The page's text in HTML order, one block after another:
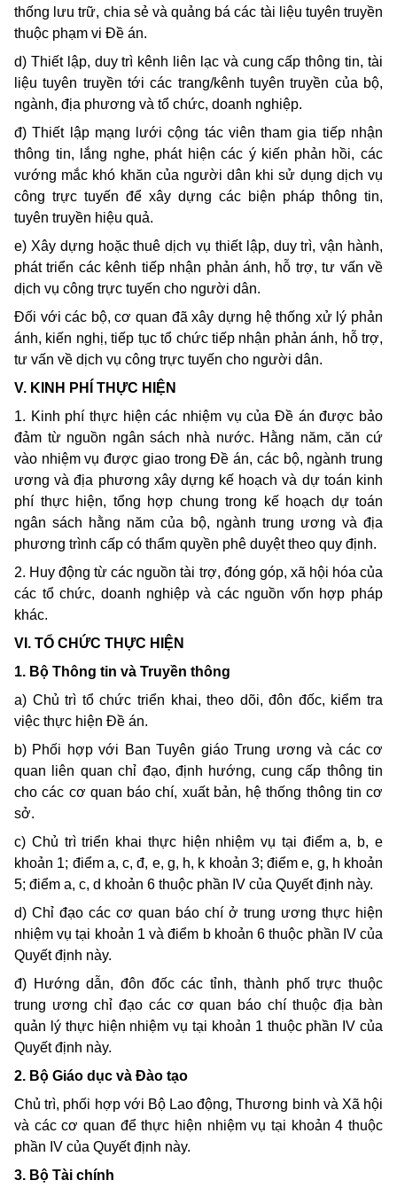
thống lưu trữ, chia sẻ và quảng bá các tài liệu tuyên truyền
thuộc phạm vi Đề án.
d) Thiết lập, duy trì kênh liên lạc và cung cấp thông tin, tài
liệu tuyên truyền tới các trang/kênh tuyên truyền của bộ,
ngành, địa phương và tổ chức, doanh nghiệp.
đ) Thiết lập mạng lưới cộng tác viên tham gia tiếp nhận
thông tin, lắng nghe, phát hiện các ý kiến phản hồi, các
vướng mắc khó khăn của người dân khi sử dụng dịch vụ
công trực tuyến để xây dựng các biện pháp thông tin,
tuyên truyền hiệu quả.
e) Xây dựng hoặc thuê dịch vụ thiết lập, duy trì, vận hành,
phát triển các kênh tiếp nhận phản ánh, hỗ trợ, tư vấn về
dịch vụ công trực tuyến cho người dân.
Đối với các bộ, cơ quan đã xây dựng hệ thống xử lý phản
ánh, kiến nghị, tiếp tục tổ chức tiếp nhận phản ánh, hỗ trợ,
tư vấn về dịch vụ công trực tuyến cho người dân.
V. KINH PHÍ THỰC HIỆN
1. Kinh phí thực hiện các nhiệm vụ của Đề án được bảo
đảm từ nguồn ngân sách nhà nước. Hằng năm, căn cứ
vào nhiệm vụ được giao trong Đề án, các bộ, ngành trung
ương và địa phương xây dựng kế hoạch và dự toán kinh
phí thực hiện, tổng hợp chung trong kế hoạch dự toán
ngân sách hằng năm của bộ, ngành trung ương và địa
phương trình cấp có thẩm quyền phê duyệt theo quy định.
2. Huy động từ các nguồn tài trợ, đóng góp, xã hội hóa của
các tổ chức, doanh nghiệp và các nguồn vốn hợp pháp
khác.
VI. TỔ CHỨC THỰC HIỆN
1. Bộ Thông tin và Truyền thông
a) Chủ trì tổ chức triển khai, theo dõi, đôn đốc, kiểm tra
việc thực hiện Đề án.
b) Phối hợp với Ban Tuyên giáo Trung ương và các cơ
quan liên quan chỉ đạo, định hướng, cung cấp thông tin
cho các cơ quan báo chí, xuất bản, hệ thống thông tin cơ
sở.
c) Chủ trì triển khai thực hiện nhiệm vụ tại điểm a, b, e
khoản 1; điểm a, c, đ, e, g, h, k khoản 3; điểm e, g, h khoản
5; điểm a, c, d khoản 6 thuộc phần IV của Quyết định này.
d) Chỉ đạo các cơ quan báo chí ở trung ương thực hiện
nhiệm vụ tại khoản 1 và điểm b khoản 6 thuộc phần IV của
Quyết định này.
đ) Hướng dẫn, đôn đốc các tỉnh, thành phố trực thuộc
trung ương chỉ đạo các cơ quan báo chí thuộc địa bàn
quản lý thực hiện nhiệm vụ tại khoản 1 thuộc phần IV của
Quyết định này.
2. Bộ Giáo dục và Đào tạo
Chủ trì, phối hợp với Bộ Lao động, Thương binh và Xã hội
và các cơ quan để thực hiện nhiệm vụ tại khoản 4 thuộc
phần IV của Quyết định này.
3. Bộ Tài chính